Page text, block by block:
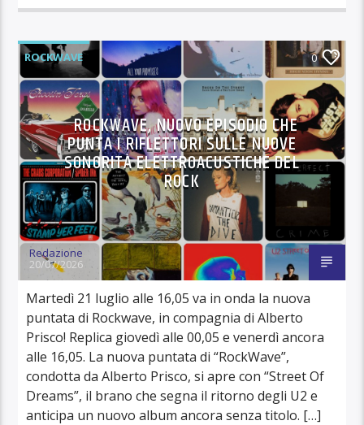
ROCKWAVE 0
ROCKWAVE, NUOVO EPISODIO CHE
PUNTA I RIFLETTORI SULLE NUOVE
SONORITÀ ELETTROACUSTICHE DEL
ROCK
Redazione
20/07/2026
Martedì 21 luglio alle 16,05 va in onda la nuova
puntata di Rockwave, in compagnia di Alberto
Prisco! Replica giovedì alle 00,05 e venerdì ancora
alle 16,05. La nuova puntata di “RockWave”,
condotta da Alberto Prisco, si apre con “Street Of
Dreams”, il brano che segna il ritorno degli U2 e
anticipa un nuovo album ancora senza titolo. […]